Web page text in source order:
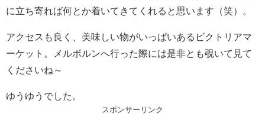
に立ち寄れば何とか着いてきてくれると思います（笑）。
アクセスも良く、美味しい物がいっぱいあるビクトリアマ
ーケット。メルボルンへ行った際には是非とも覗いて見て
くださいね～
ゆうゆうでした。
スポンサーリンク